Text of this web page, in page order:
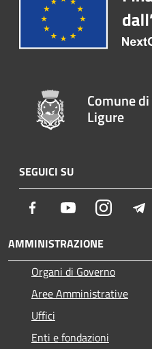
Comune
Ligure
SEGUICI SU
Facebook YoutubeInstagram
AMMINISTRAZIONE
Organi di Governo
Aree Amministrative
Uffici
Enti e fondazioni